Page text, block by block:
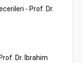
- Prof. Dr.
Dr. İbrahim